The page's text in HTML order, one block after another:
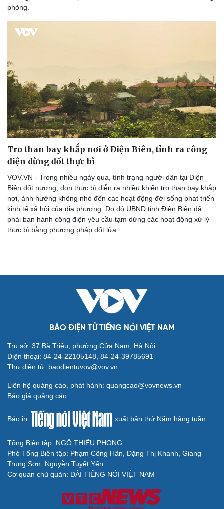
Du lịch
Tư vấn
Săn Tour
Câu chuyện thời sự
phòng.
Tro than bay khắp nơi ở Điện Biên, tỉnh ra công
điện dừng đốt thực bì
VOV.VN - Trong nhiều ngày qua, tình trạng người dân tại Điện
Biên đốt nương, dọn thực bì diễn ra nhiều khiến tro than bay khắp
nơi, ảnh hưởng không nhỏ đến các hoạt động đời sống phát triển
kinh tế xã hội của địa phương. Do đó UBND tỉnh Điện Biên đã
phải ban hành công điện yêu cầu tạm dừng các hoạt động xử lý
thực bì bằng phương pháp đốt lửa.
BÁO ĐIỆN TỬ TIẾNG NÓI VIỆT NAM
Trụ sở: 37 Bà Triệu, phường Cửa Nam, Hà Nội
Điện thoại: 84-24-22105148, 84-24-39785691
Thư điện tử: baodientuvov@vov.vn
Liên hệ quảng cáo, phát hành: quangcao@vovnews.vn
Báo giá quảng cáo
Báo in xuất bản thứ Năm hàng tuần
Tổng Biên tập: NGÔ THIỆU PHONG
Phó Tổng Biên tập: Phạm Công Hân, Đặng Thị Khanh, Giang
Trung Sơn, Nguyễn Tuyết Yến
Cơ quan chủ quản: ĐÀI TIẾNG NÓI VIỆT NAM